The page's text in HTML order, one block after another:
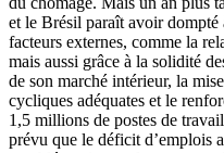
et le Brésil paraît avoir dompté
facteurs externes, comme la
mais aussi grâce à la solidité
de son marché intérieur, la
cycliques adéquates et le
1,5 millions de postes de
prévu que le déficit d’emplois